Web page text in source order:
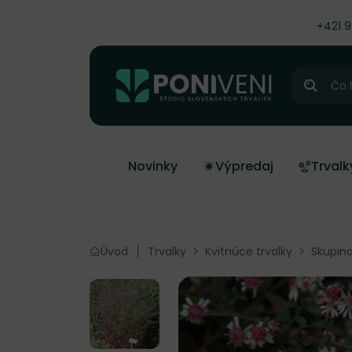
+421
Hľadať
Novinky Výpredaj
Úvod Trvalky Kvitnúce trvalky